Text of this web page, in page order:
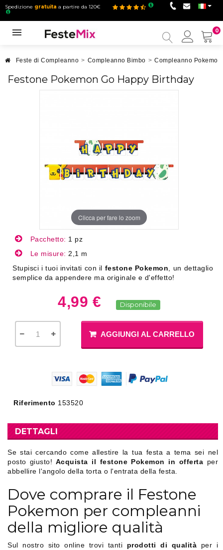
Spedizione gratuita a partire da 120€
0
mio
Feste di Compleanno > Compleanno Bimbo > Compleanno Pokemon
Festone Pokemon Go Happy Birthday
Clicca per fare lo zoom
Pacchetto: 1 pz
Le misure: 2,1 m
Stupisci i tuoi invitati con il festone Pokemon , un dettaglio
semplice da appendere ma originale e d'effetto!
4,99 € Disponibile
AGGIUNGI AL CARRELLO
Riferimento 153520
DETTAGLI
Se stai cercando come allestire la tua festa a tema sei nel
posto giusto! Acquista il festone Pokemon in offerta per
abbellire l'angolo della torta o l'entrata della festa.
Dove comprare il Festone
Pokemon per compleanni
della migliore qualità
Sul nostro sito online trovi tanti prodotti di qualità per i